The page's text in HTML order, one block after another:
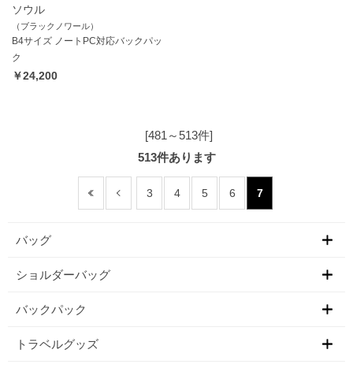
ソウル
（ブラックノワール）
B4サイズ ノートPC対応バックパッ
ク
￥24,200
[481～513件]
513件あります
3 4 5 6 7
バッグ
ショルダーバッグ
バックパック
トラベルグッズ